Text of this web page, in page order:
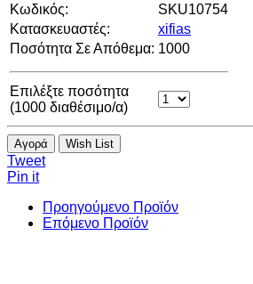
Κωδικός:
SKU10754
Κατασκευαστές:
xifias
Ποσότητα Σε Απόθεμα: 1000
Επιλέξτε ποσότητα
(1000 διαθέσιμο/α)
Αγορά Wish List
Tweet
Pin it
Προηγούμενο Προϊόν
Επόμενο Προϊόν